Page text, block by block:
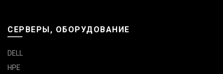
СЕРВЕРЫ, ОБОРУДОВАНИЕ
DELL
HPE